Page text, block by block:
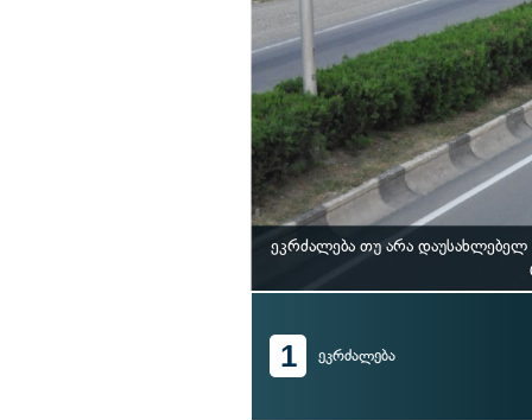
ეკრძალება თუ არა
1 ეკრძალება